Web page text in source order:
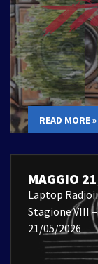
READ MORE »
MAGGIO
Laptop
Stagione VIII
21/05/2026